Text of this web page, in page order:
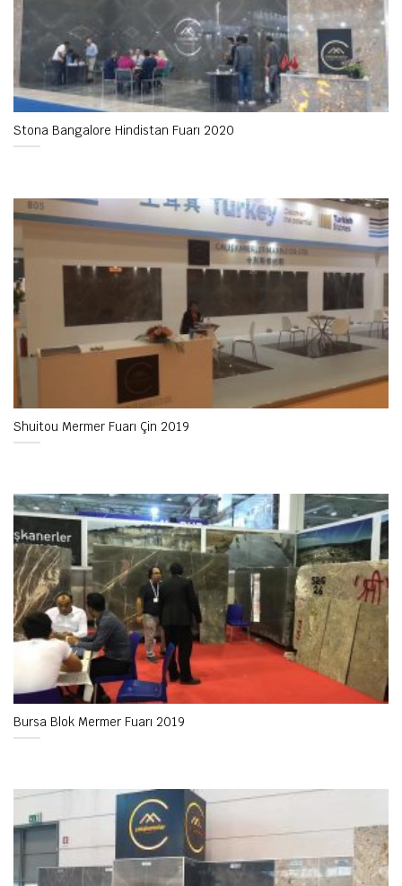
Stona Bangalore Hindistan Fuarı 2020
Shuitou Mermer Fuarı Çin 2019
Bursa Blok Mermer Fuarı 2019